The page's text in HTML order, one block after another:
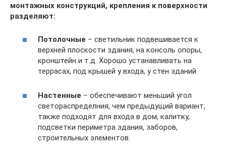
монтажных конструкций, крепления к поверхности
разделяют:
Потолочные – светильник подвешивается к
верхней плоскости здания, на консоль опоры,
кронштейн и т.д. Хорошо устанавливать на
террасах, под крышей у входа, у стен зданий.
Настенные – обеспечивают меньший угол
светораспределния, чем предыдущий вариант,
также подходят для входа в дом, калитку,
подсветки периметра здания, заборов,
строительных элементов.